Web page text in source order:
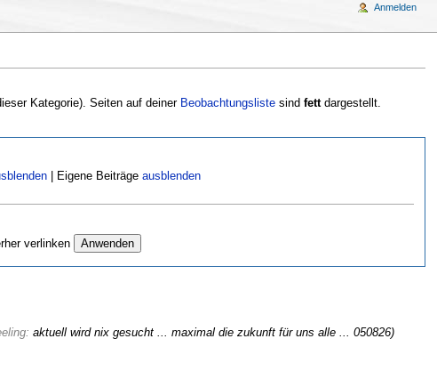
Kategorie). Seiten auf deiner Beobachtungslistesind fettdargestellt.
| Eigene Beiträgeausblenden
verlinken
aktuell wird nix gesucht ... maximal die zukunft für uns alle ... 050826)
Anmelden